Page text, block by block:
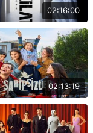
02:16:00
02:13:19